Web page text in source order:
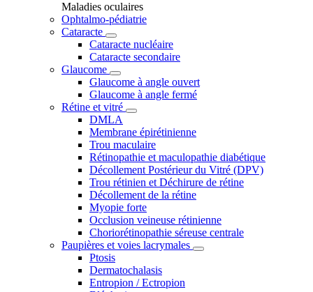
Maladies oculaires
Ophtalmo-pédiatrie
Cataracte
Cataracte nucléaire
Cataracte secondaire
Glaucome
Glaucome à angle ouvert
Glaucome à angle fermé
Rétine et vitré
DMLA
Membrane épirétinienne
Trou maculaire
Rétinopathie et maculopathie diabétique
Décollement Postérieur du Vitré (DPV)
Trou rétinien et Déchirure de rétine
Décollement de la rétine
Myopie forte
Occlusion veineuse rétinienne
Choriorétinopathie séreuse centrale
Paupières et voies lacrymales
Ptosis
Dermatochalasis
Entropion / Ectropion